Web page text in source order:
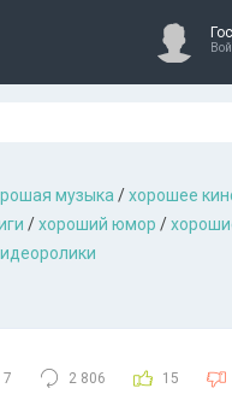
музыкa /хорошее
/хороший юмор /
7 2 806 15